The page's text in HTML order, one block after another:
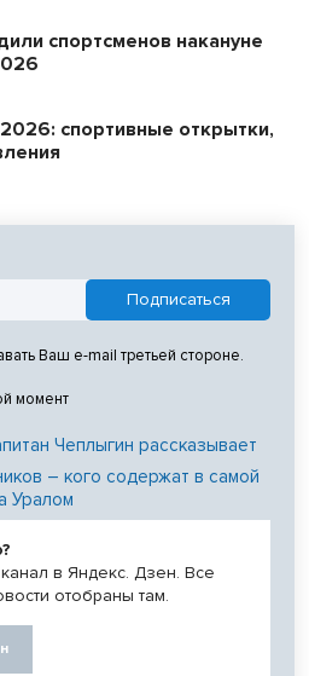
спортсменов накануне
спортивные открытки,
Ваш e-mail третьей стороне.
момент
Чеплыгин рассказывает
– кого содержат в самой
Уралом
в Яндекс. Дзен. Все
отобраны там.